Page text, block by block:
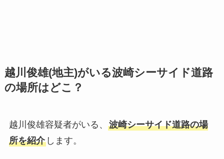
越川俊雄(地主)がいる波崎シーサイド道路
の場所はどこ？
越川俊雄容疑者がいる、 波崎シーサイド道路の場
所を紹介します。